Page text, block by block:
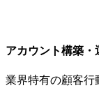
アカウント構築・
業界特有の顧客行